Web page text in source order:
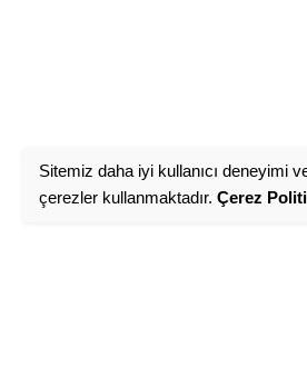
Sitemiz daha iyi kullanıcı deneyimi
çerezler kullanmaktadır. Çerez